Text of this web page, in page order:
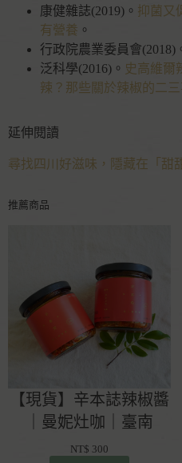
康健雜誌(2019)。 抑菌又
有營養 。
行政院農業委員會(2018)
泛科學(2016)。 史高維爾
辣？那些關於辣椒的二三
延伸閱讀
尋找四川好滋味，隱藏在「甜
推薦商品
【現貨】辛本誌辣椒醬
｜曼妮灶咖｜臺南
NT$ 300